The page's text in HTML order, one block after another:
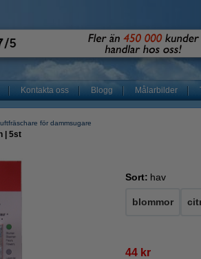
Kontakta oss Blogg Målarbilder
för dammsugare
| 5st
Sort: hav
blommor
44 kr